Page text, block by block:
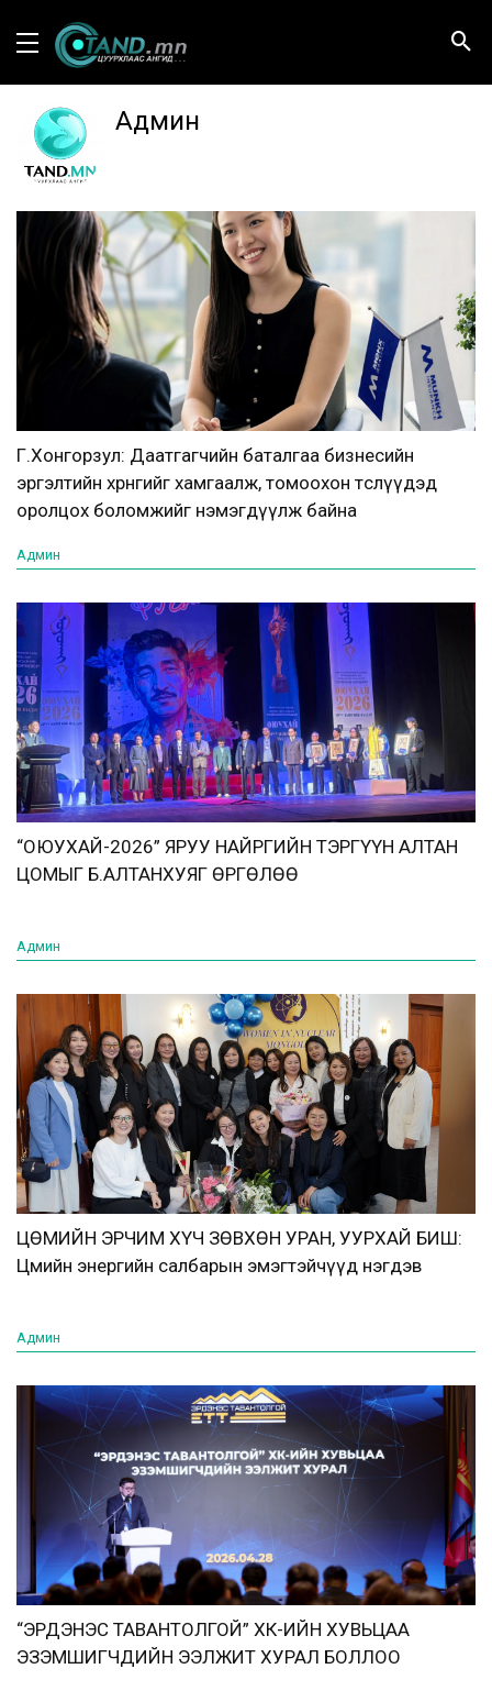
Админ
Г.Хонгорзул: Даатгагчийн баталгаа бизнесийн
эргэлтийн хөрөнгийг хамгаалж, томоохон төслүүдэд
оролцох боломжийг нэмэгдүүлж байна
Админ
“ОЮУХАЙ-2026” ЯРУУ НАЙРГИЙН ТЭРГҮҮН АЛТАН
ЦОМЫГ Б.АЛТАНХУЯГ ӨРГӨЛӨӨ
Админ
ЦӨМИЙН ЭРЧИМ ХҮЧ ЗӨВХӨН УРАН, УУРХАЙ БИШ:
Цөмийн энергийн салбарын эмэгтэйчүүд нэгдэв
Админ
“ЭРДЭНЭС ТАВАНТОЛГОЙ” ХК-ИЙН ХУВЬЦАА
ЭЗЭМШИГЧДИЙН ЭЭЛЖИТ ХУРАЛ БОЛЛОО